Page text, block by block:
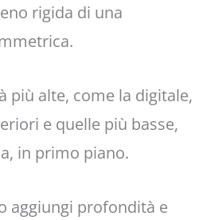
rigida di una
più alte, come la digitale,
e quelle più basse,
in primo piano.
aggiungi profondità e